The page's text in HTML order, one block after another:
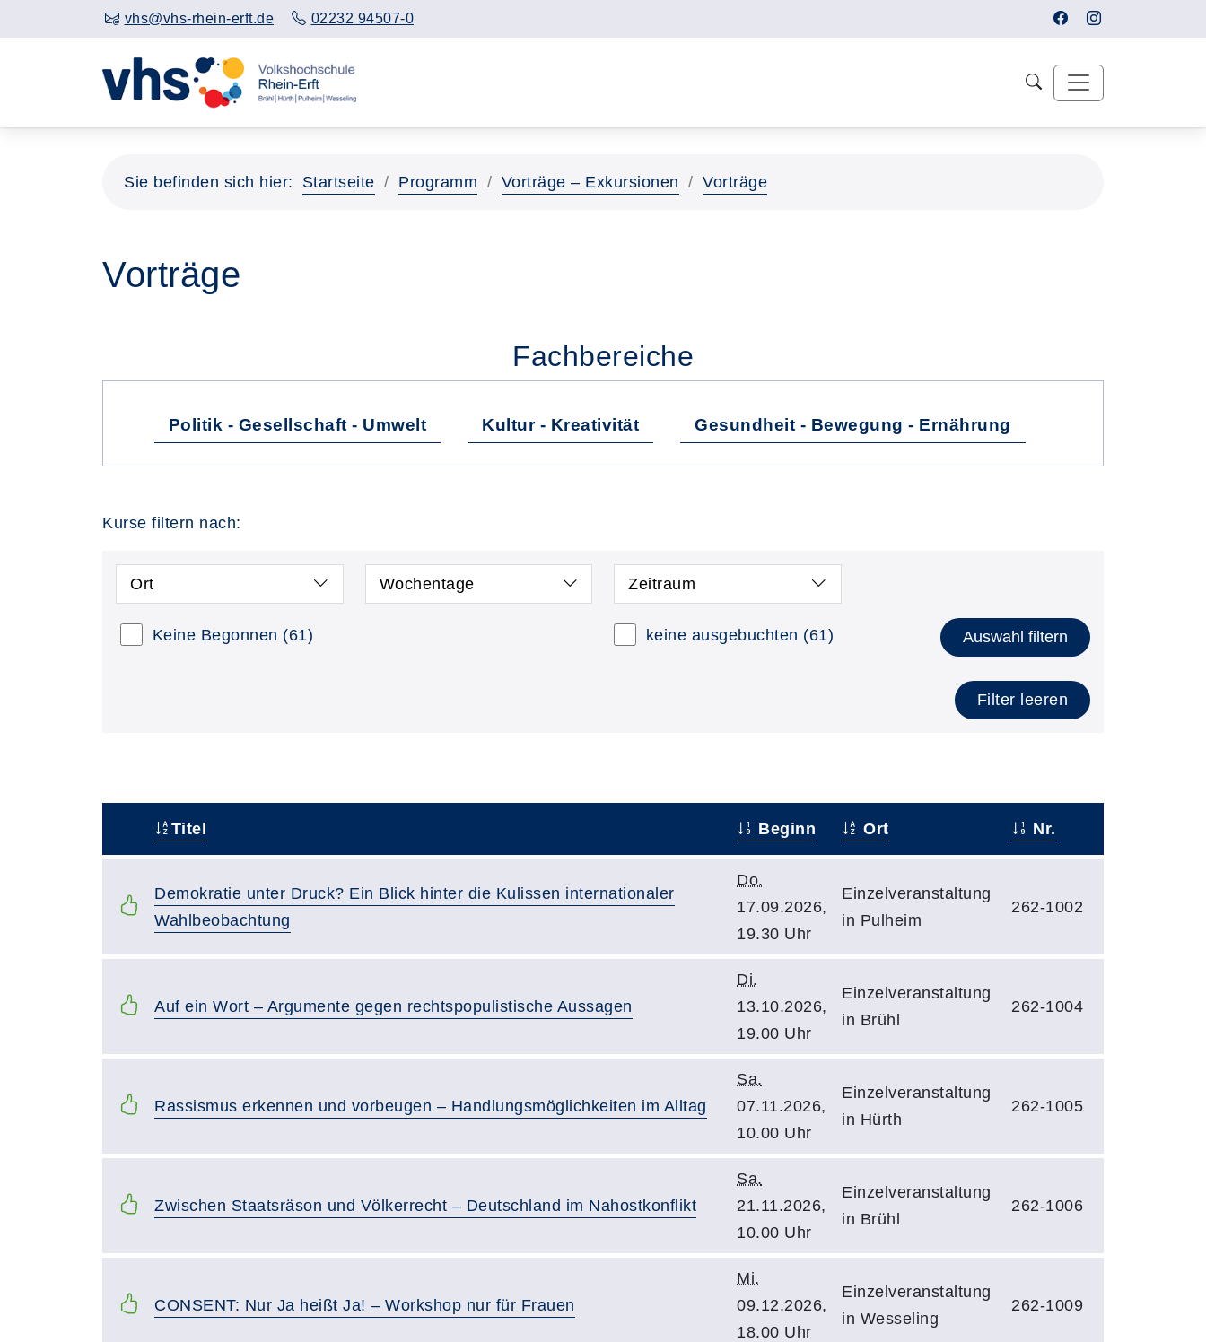
vhs@vhs-rhein-erft.de 02232 94507-0
Sie befinden sich hier: Startseite Programm Vorträge – Exkursionen Vorträge
Vorträge
Fachbereiche
Politik - Gesellschaft - Umwelt Kultur - Kreativität Gesundheit - Bewegung - Ernährung
Kurse filtern nach:
Ort Wochentage Zeitraum
Keine Begonnen (61) keine ausgebuchten (61) Auswahl filtern
Filter leeren
Titel Beginn Ort Nr.
Demokratie unter Druck? Ein Blick hinter die Kulissen internationaler
Wahlbeobachtung
Do.
17.09.2026,
19.30 Uhr
Einzelveranstaltung
in Pulheim
262-1002
Auf ein Wort – Argumente gegen rechtspopulistische Aussagen
Di.
13.10.2026,
19.00 Uhr
Einzelveranstaltung
in Brühl
262-1004
Rassismus erkennen und vorbeugen – Handlungsmöglichkeiten im Alltag
Sa.
07.11.2026,
10.00 Uhr
Einzelveranstaltung
in Hürth
262-1005
Zwischen Staatsräson und Völkerrecht – Deutschland im Nahostkonflikt
Sa.
21.11.2026,
10.00 Uhr
Einzelveranstaltung
in Brühl
262-1006
CONSENT: Nur Ja heißt Ja! – Workshop nur für Frauen
Mi.
09.12.2026,
18.00 Uhr
Einzelveranstaltung
in Wesseling
262-1009